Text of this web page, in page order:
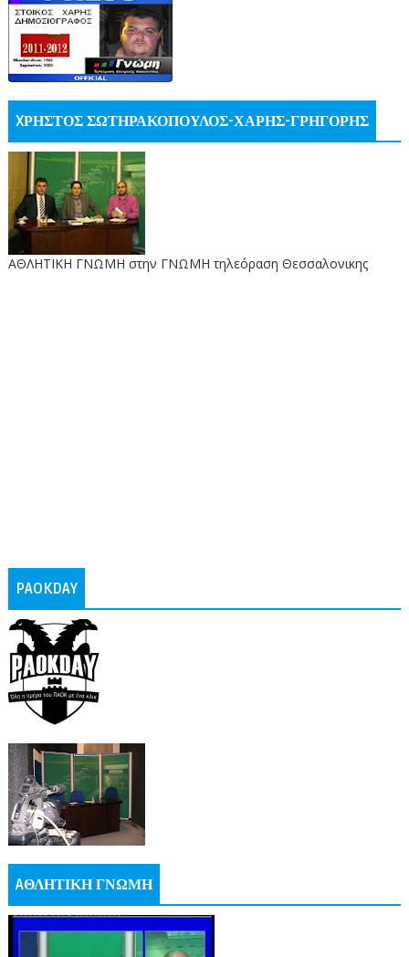
XΡΗΣΤΟΣ ΣΩΤΗΡΑΚΟΠΟΥΛΟΣ-ΧΑΡΗΣ-ΓΡΗΓΟΡΗΣ
ΑΘΛΗΤΙΚΗ ΓΝΩΜΗ στην ΓΝΩΜΗ τηλεόραση Θεσσαλονικης
PAOKDAY
AΘΛΗΤΙΚΗ ΓΝΩΜΗ